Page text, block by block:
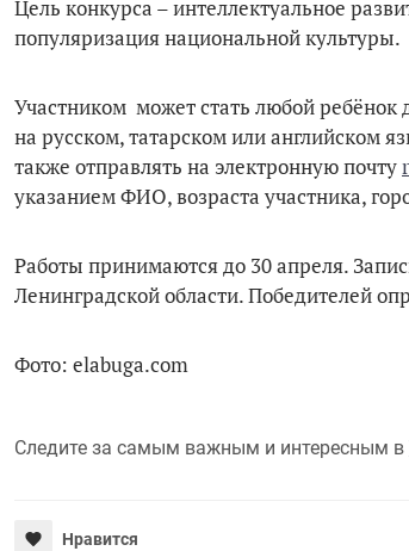
Цель конкурса – интеллектуальное
популяризация национальной культуры.
Участником может стать любой ребёнок
на русском, татарском или английском
также отправлять на электронную почту
указанием ФИО, возраста участника,
Работы принимаются до 30 апреля.
Ленинградской области. Победителей
Фото: elabuga.com
Следите за самым важным и интересным в
Нравится